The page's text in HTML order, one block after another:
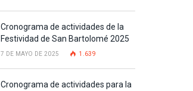
Cronograma de actividades de la
Festividad de San Bartolomé 2025
7 DE MAYO DE 2025 1.639
Cronograma de actividades para la